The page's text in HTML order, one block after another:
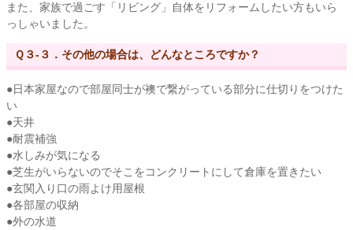
また、家族で過ごす「リビング」自体をリフォームしたい方もいら
っしゃいました。
Ｑ３-３．その他の場合は、どんなところですか？
●日本家屋なので部屋同士が襖で繋がっている部分に仕切りをつけた
い
●天井
●耐震補強
●水しみが気になる
●芝生がいらないのでそこをコンクリートにして倉庫を置きたい
●玄関入り口の雨よけ用屋根
●各部屋の収納
●外の水道